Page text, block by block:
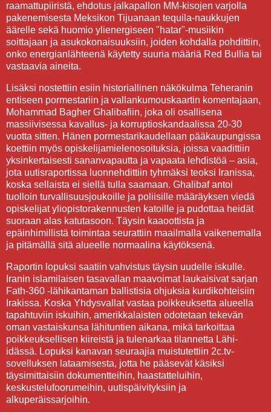
raamattupiiristä, ehdotus jalkapallon MM-kisojen varjolla
pakenemisesta Meksikon Tijuanaan tequila-naukkujen
äärelle sekä huomio ylienergiseen "hatar"-musiikin
soittajaan ja asukokonaisuuksiin, joiden kohdalla pohdittiin,
onko energianlähteenä käytetty suuria määriä Red Bullia tai
vastaavia aineita.
Lisäksi nostettiin esiin historiallinen näkökulma Teheranin
entiseen pormestariin ja vallankumouskaartin komentajaan,
Mohammad Bagher Ghalibafiin, joka oli osallisena
massiivisessa kavallus- ja korruptioskandaalissa 20-30
vuotta sitten. Hänen pormestarikaudellaan pääkaupungissa
koettiin myös opiskelijamielenosoituksia, joissa vaadittiin
yksinkertaisesti sananvapautta ja vapaata lehdistöä – asia,
jota uutisraportissa luonnehdittiin tyhmäksi teoksi Iranissa,
koska sellaista ei siellä tulla saamaan. Ghalibaf antoi
tuolloin turvallisuusjoukoille ja poliisille määräyksen viedä
opiskelijat yliopistorakennusten katoille ja pudottaa heidät
suoraan alas katutasoon. Täysin kaaoottista ja
epäinhimillistä toimintaa seurattiin maailmalla vaikenemalla
ja pitämällä sitä alueelle normaalina käytöksenä.
Raportin lopuksi saatiin vahvistus täysin uudelle iskulle.
Iranin islamilaisen tasavallan maavoimat laukaisivat sarjan
Fath-360 -lähikantaman ballistisia ohjuksia kurdikohteisiin
Irakissa. Koska Yhdysvallat vastaa poikkeuksetta alueella
tapahtuviin iskuihin, amerikkalaisten odotetaan tekevän
oman vastaiskunsa lähituntien aikana, mikä tarkoittaa
poikkeuksellisen kiireistä ja tulenarkaa tilannetta Lähi-
idässä. Lopuksi kanavan seuraajia muistutettiin 2c.tv-
sovelluksen lataamisesta, jotta he pääsevät käsiksi
täysimittaisiin dokumentteihin, haastatteluihin,
keskustelufoorumeihin, uutispäivityksiin ja
alkuperäissarjoihin.